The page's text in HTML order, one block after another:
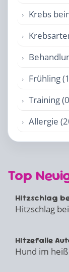
Krebs
Frühling
Training
Allergie
Top
Hitzschlag
Hitzschlag
Hitzefalle
Hund im